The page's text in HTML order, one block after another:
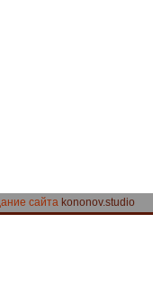
сайта kononov.studio